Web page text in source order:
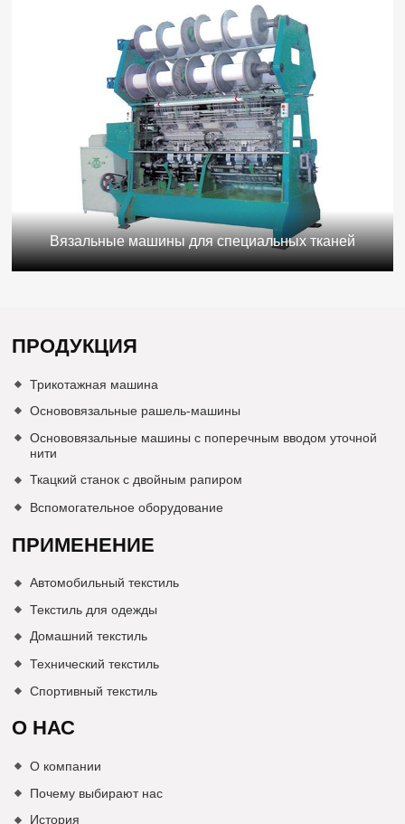
Вязальные машины для специальных тканей
ПРОДУКЦИЯ
Трикотажная машина
Основовязальные рашель-машины
Основовязальные машины с поперечным вводом уточной
нити
Ткацкий станок с двойным рапиром
Вспомогательное оборудование
ПРИМЕНЕНИЕ
Автомобильный текстиль
Текстиль для одежды
Домашний текстиль
Технический текстиль
Спортивный текстиль
О НАС
О компании
Почему выбирают нас
История